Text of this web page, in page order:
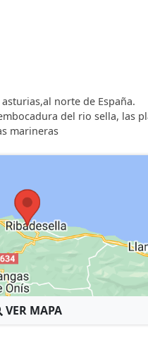
norte de España.
del rio sella, las
marineras
VER MAPA